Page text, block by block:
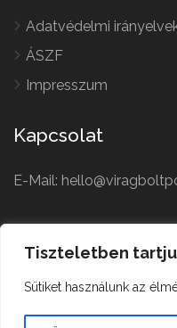
Tiszteletben
Sütiket használunk az
Adatvédelmi
ÁSZF
Impresszum
Kapcsolat
E-Mail: